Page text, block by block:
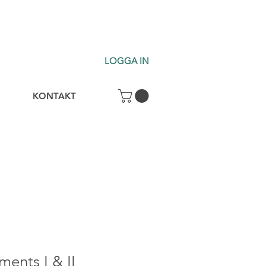
LOGGA IN
KONTAKT
I & II